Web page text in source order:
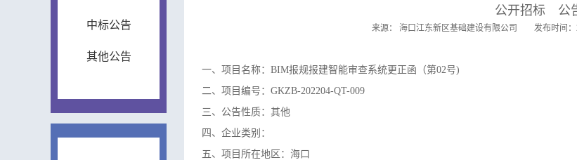
中标公告
其他公告
公开招标 公
来源： 海口江东新区基础建设有限公司 发布时间：
一、项目名称：BIM报规报建智能审查系统更正函（第02号)
二、项目编号：GKZB-202204-QT-009
三、公告性质：其他
四、企业类别：
五、项目所在地区：海口